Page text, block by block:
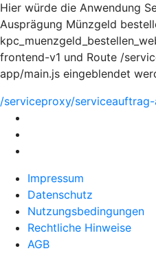
Hier würde die Anwendung
Ausprägung Münzgeld
frontend-v1 und Route /
app/main.js eingeblendet
/serviceproxy/
Impressum
Datenschutz
Nutzungsbedingungen
Rechtliche Hinweise
AGB